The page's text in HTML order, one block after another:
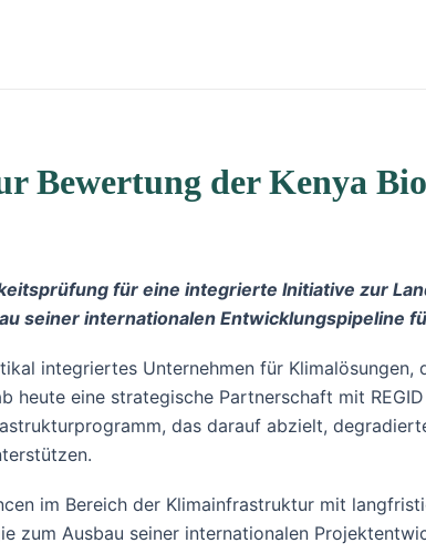
Bewertung der Kenya
für eine integrierte Initiative zur
seiner internationalen Entwicklungspipeline
integriertes Unternehmen für
eine strategische Partnerschaft mit REGID
das darauf abzielt,
im Bereich der Klimainfrastruktur mit
zum Ausbau seiner internationalen